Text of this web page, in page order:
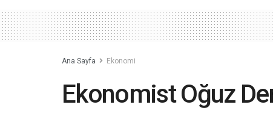
Ana Sayfa Ekonomi
Ekonomist Oğuz